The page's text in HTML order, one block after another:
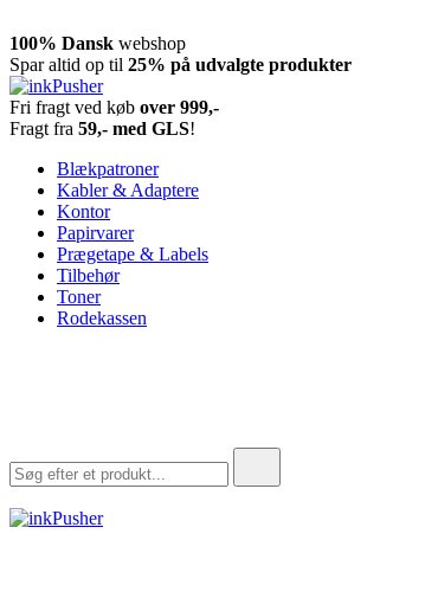
Spring
til
indhold
100% Dansk webshop
Spar altid op til 25% på udvalgte produkter
inkPusher
Leverandør af blækpatroner, kontor artikler og meget mere
Fri fragt ved køb over 999,-
Fragt fra 59,- med GLS!
Blækpatroner
Kabler & Adaptere
Kontor
Papirvarer
Prægetape & Labels
Tilbehør
Toner
Rodekassen
efter: